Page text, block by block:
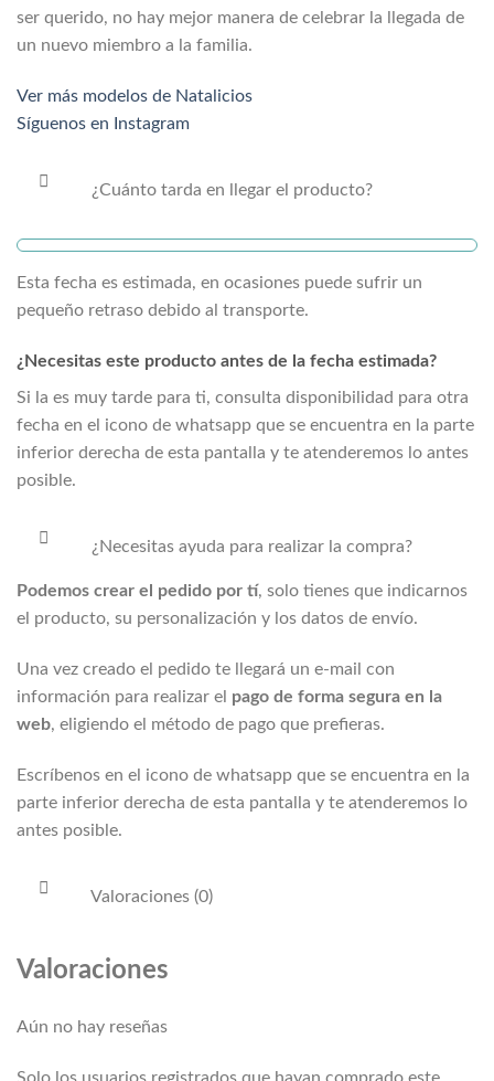
ser querido, no hay mejor manera de celebrar la llegada de
un nuevo miembro a la familia.
Ver más modelos de Natalicios
Síguenos en Instagram
¿Cuánto tarda en llegar el producto?
Esta fecha es estimada, en ocasiones puede sufrir un
pequeño retraso debido al transporte.
¿Necesitas este producto antes de la fecha estimada?
Si la es muy tarde para ti, consulta disponibilidad para otra
fecha en el icono de whatsapp que se encuentra en la parte
inferior derecha de esta pantalla y te atenderemos lo antes
posible.
¿Necesitas ayuda para realizar la compra?
Podemos crear el pedido por tí, solo tienes que indicarnos
el producto, su personalización y los datos de envío.
Una vez creado el pedido te llegará un e-mail con
información para realizar el pago de forma segura en la
web, eligiendo el método de pago que prefieras.
Escríbenos en el icono de whatsapp que se encuentra en la
parte inferior derecha de esta pantalla y te atenderemos lo
antes posible.
Valoraciones (0)
Valoraciones
Aún no hay reseñas
Solo los usuarios registrados que hayan comprado este